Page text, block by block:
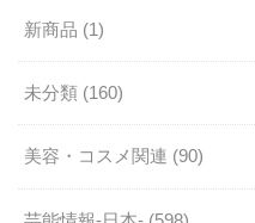
新商品 (1)
未分類 (160)
美容・コスメ関連 (90)